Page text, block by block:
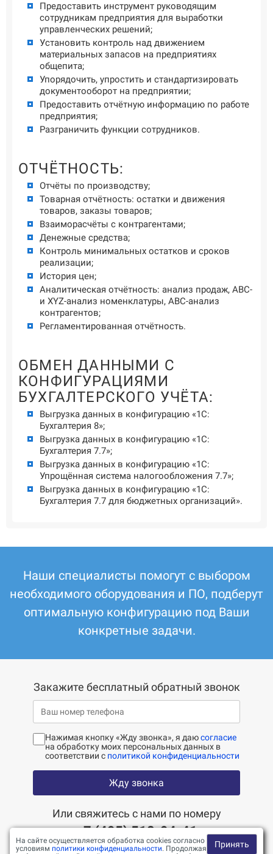
Предоставить инструмент руководящим
сотрудникам предприятия для выработки
управленческих решений;
Установить контроль над движением
материальных запасов на предприятиях
общепита;
Упорядочить, упростить и стандартизировать
документооборот на предприятии;
Предоставить отчётную информацию по работе
предприятия;
Разграничить функции сотрудников.
ОТЧЁТНОСТЬ:
Отчёты по производству;
Товарная отчётность: остатки и движения
товаров, заказы товаров;
Взаиморасчёты с контрагентами;
Денежные средства;
Контроль минимальных остатков и сроков
реализации;
История цен;
Аналитическая отчётность: анализ продаж, ABC-
и XYZ-анализ номенклатуры, ABC-анализ
контрагентов;
Регламентированная отчётность.
ОБМЕН ДАННЫМИ С
КОНФИГУРАЦИЯМИ
БУХГАЛТЕРСКОГО УЧЁТА:
Выгрузка данных в конфигурацию «1С:
Бухгалтерия 8»;
Выгрузка данных в конфигурацию «1С:
Бухгалтерия 7.7»;
Выгрузка данных в конфигурацию «1С:
Упрощённая система налогообложения 7.7»;
Выгрузка данных в конфигурацию «1С:
Бухгалтерия 7.7 для бюджетных организаций».
Наши специалисты помогут с выбором
необходимого оборудования и ПО, подберут
оптимальную конфигурацию под Ваши
конкретные задачи.
Закажите бесплатный обратный звонок
Нажимая кнопку «Жду звонка», я даюсогласие
на обработку моих персональных данных в
соответствии с политикой конфиденциальности
Жду звонка
Или свяжитесь с нами по номеру
+7 (495) 518-94-41
На сайте осуществляется обработка cookies согласно
условиям политики конфиденциальности. Продолжая
Принять